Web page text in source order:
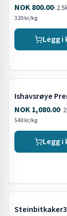
NOK 800.00·
320 kr/kg
Legg i
Ishavsrøye
NOK 1,080.00·
540 kr/kg
Legg i